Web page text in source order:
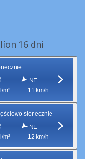
16 dni
m²
NE
11 km/h
słonecznie
m²
NE
12 km/h